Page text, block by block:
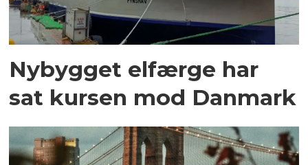
Nybygget elfærge har
sat kursen mod Danmark